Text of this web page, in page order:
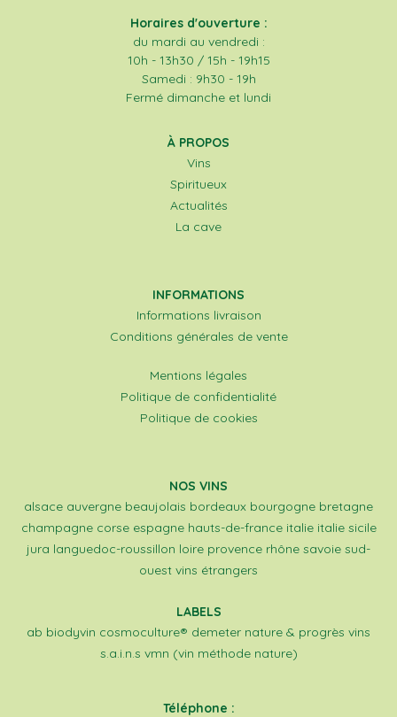
Horaires d'ouverture :
du mardi au vendredi :
10h - 13h30 / 15h - 19h15
Samedi : 9h30 - 19h
Fermé dimanche et lundi
À PROPOS
Vins
Spiritueux
Actualités
La cave
INFORMATIONS
Informations livraison
Conditions générales de vente
Mentions légales
Politique de confidentialité
Politique de cookies
NOS VINS
alsace auvergne beaujolais bordeaux bourgogne bretagne
champagne corse espagne hauts-de-france italie italie sicile
jura languedoc-roussillon loire provence rhône savoie sud-
ouest vins étrangers
LABELS
ab biodyvin cosmoculture® demeter nature & progrès vins
s.a.i.n.s vmn (vin méthode nature)
Téléphone :